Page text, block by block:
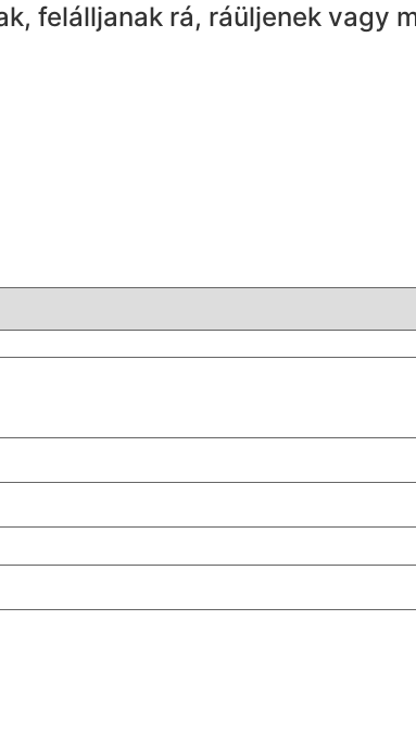
felálljanak rá, ráüljenek vagy